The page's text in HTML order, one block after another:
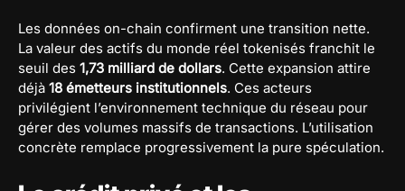
Les données on-chain confirment une transition nette.
La valeur des actifs du monde réel tokenisés franchit le
seuil des 1,73 milliard de dollars. Cette expansion attire
déjà 18 émetteurs institutionnels. Ces acteurs
privilégient l’environnement technique du réseau pour
gérer des volumes massifs de transactions. L’utilisation
concrète remplace progressivement la pure spéculation.